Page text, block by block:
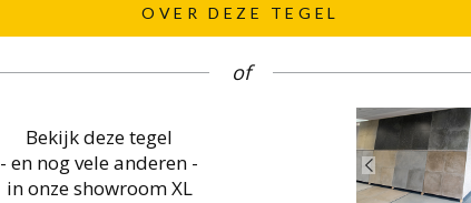
OVER DEZE TEGEL
of
Bekijk deze tegel
- en nog vele anderen -
in onze showroom XL